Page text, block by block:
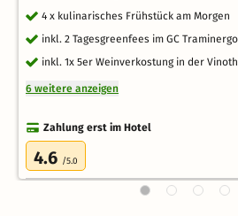
4 x kulinarisches Frühstück am Morgen
inkl. 2 Tagesgreenfees im GC
inkl. 1x 5er Weinverkostung in der
6 weitere anzeigen
Zahlung erst im Hotel
4.6 /5.0